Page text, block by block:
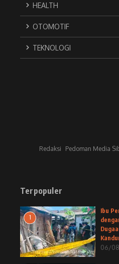
HEALTH
OTOMOTIF
TEKNOLOGI
Redaksi Pedoman Media
Terpopuler
1
Ibu
06/